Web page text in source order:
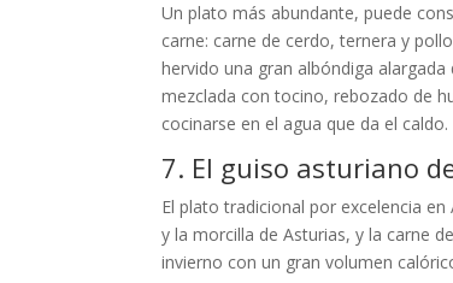
Un plato más abundante, puede
carne: carne de cerdo, ternera y
hervido una gran albóndiga
mezclada con tocino, rebozado de
cocinarse en el agua que da el caldo.
7. El guiso asturiano
El plato tradicional por excelencia
y la morcilla de Asturias, y la carne
invierno con un gran volumen